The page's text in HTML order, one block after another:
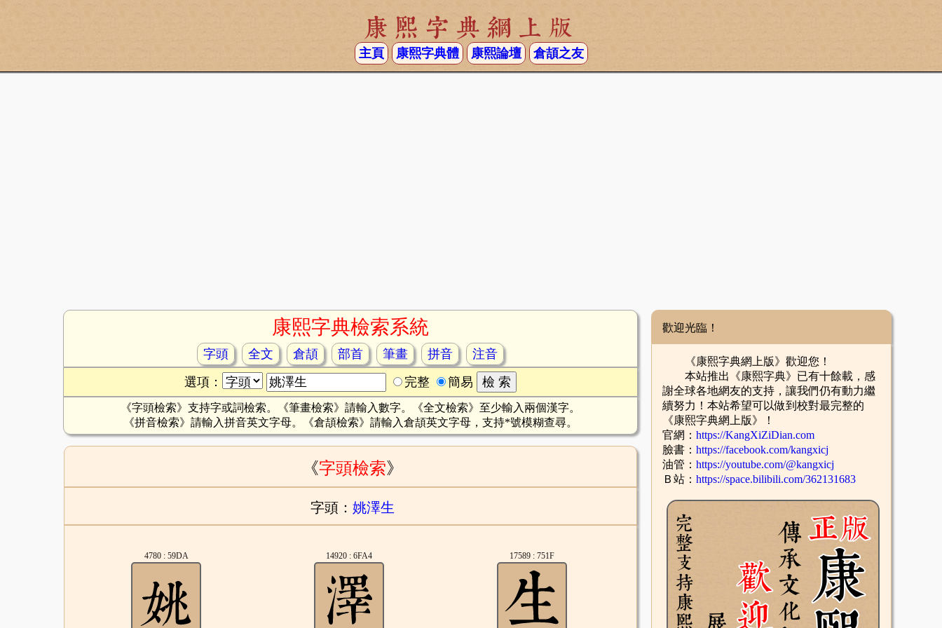
康熙字典網上版
主頁 康熙字典體 康熙論壇 倉頡之友
康熙字典檢索系統
字頭 全文 倉頡 部首 筆畫 拼音
注音
選項：
完整 簡易
《字頭檢索》支持字或詞檢索。《筆畫檢索》請輸入數字。《全文檢索》至少輸入兩個漢字。
《拼音檢索》請輸入拼音英文字母。《倉頡檢索》請輸入倉頡英文字母，支持*號模糊查尋。
《字頭檢索》
字頭： 姚澤生
4780 : 59DA 14920 : 6FA4 17589 : 751F
歡迎光臨！
《康熙字典網上版》歡迎您！
本站推出《康熙字典》已有十餘載，感
謝全球各地網友的支持，讓我們仍有動力繼
續努力！本站希望可以做到校對最完整的
《康熙字典網上版》！
官網： https://KangXiZiDian.com
臉書： https://facebook.com/kangxicj
油管： https://youtube.com/@kangxicj
Ｂ站： https://space.bilibili.com/362131683